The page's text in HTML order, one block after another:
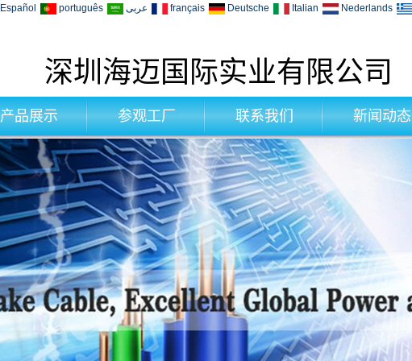
Español português عربى français Deutsche Italian Nederlands
深圳海迈国际实业有限公司
产品展示 参观工厂 联系我们 新闻动态